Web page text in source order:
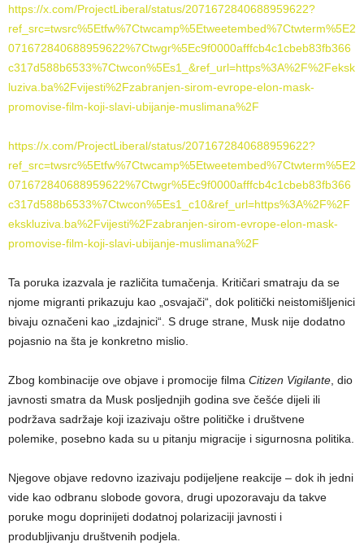
https://x.com/ProjectLiberal/status/2071672840688959622?
ref_src=twsrc%5Etfw%7Ctwcamp%5Etweetembed%7Ctwterm%5E2
071672840688959622%7Ctwgr%5Ec9f0000afffcb4c1cbeb83fb366
c317d588b6533%7Ctwcon%5Es1_&ref_url=https%3A%2F%2Feksk
luziva.ba%2Fvijesti%2Fzabranjen-sirom-evrope-elon-mask-
promovise-film-koji-slavi-ubijanje-muslimana%2F
https://x.com/ProjectLiberal/status/2071672840688959622?
ref_src=twsrc%5Etfw%7Ctwcamp%5Etweetembed%7Ctwterm%5E2
071672840688959622%7Ctwgr%5Ec9f0000afffcb4c1cbeb83fb366
c317d588b6533%7Ctwcon%5Es1_c10&ref_url=https%3A%2F%2F
ekskluziva.ba%2Fvijesti%2Fzabranjen-sirom-evrope-elon-mask-
promovise-film-koji-slavi-ubijanje-muslimana%2F
Ta poruka izazvala je različita tumačenja. Kritičari smatraju da se
njome migranti prikazuju kao „osvajači“, dok politički neistomišljenici
bivaju označeni kao „izdajnici“. S druge strane, Musk nije dodatno
pojasnio na šta je konkretno mislio.
Zbog kombinacije ove objave i promocije filma Citizen Vigilante , dio
javnosti smatra da Musk posljednjih godina sve češće dijeli ili
podržava sadržaje koji izazivaju oštre političke i društvene
polemike, posebno kada su u pitanju migracije i sigurnosna politika.
Njegove objave redovno izazivaju podijeljene reakcije – dok ih jedni
vide kao odbranu slobode govora, drugi upozoravaju da takve
poruke mogu doprinijeti dodatnoj polarizaciji javnosti i
produbljivanju društvenih podjela.